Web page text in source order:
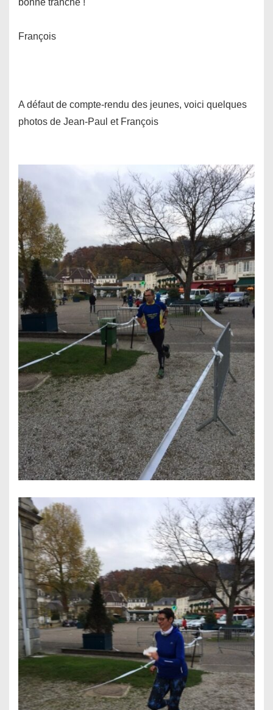
bonne tranche !
François
A défaut de compte-rendu des jeunes, voici quelques
photos de Jean-Paul et François